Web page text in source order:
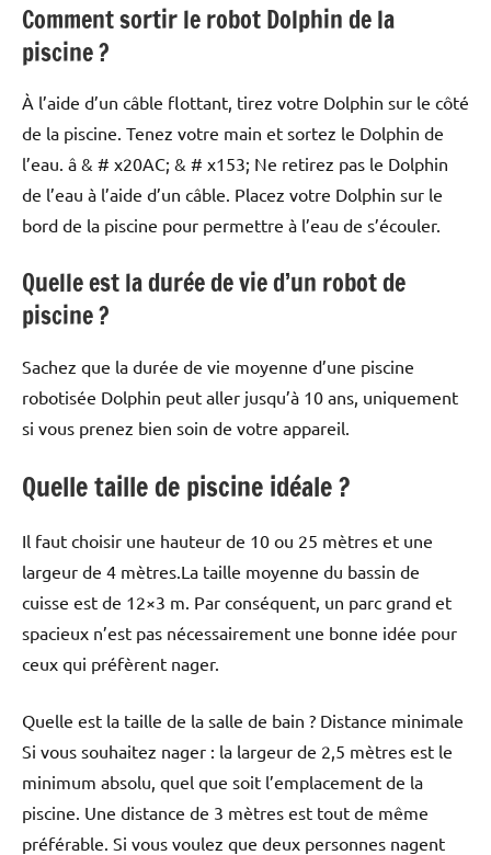
Comment sortir le robot Dolphin de la
piscine ?
À l’aide d’un câble flottant, tirez votre Dolphin sur le côté
de la piscine. Tenez votre main et sortez le Dolphin de
l’eau. â & # x20AC; & # x153; Ne retirez pas le Dolphin
de l’eau à l’aide d’un câble. Placez votre Dolphin sur le
bord de la piscine pour permettre à l’eau de s’écouler.
Quelle est la durée de vie d’un robot de
piscine ?
Sachez que la durée de vie moyenne d’une piscine
robotisée Dolphin peut aller jusqu’à 10 ans, uniquement
si vous prenez bien soin de votre appareil.
Quelle taille de piscine idéale ?
Il faut choisir une hauteur de 10 ou 25 mètres et une
largeur de 4 mètres.La taille moyenne du bassin de
cuisse est de 12×3 m. Par conséquent, un parc grand et
spacieux n’est pas nécessairement une bonne idée pour
ceux qui préfèrent nager.
Quelle est la taille de la salle de bain ? Distance minimale
Si vous souhaitez nager : la largeur de 2,5 mètres est le
minimum absolu, quel que soit l’emplacement de la
piscine. Une distance de 3 mètres est tout de même
préférable. Si vous voulez que deux personnes nagent